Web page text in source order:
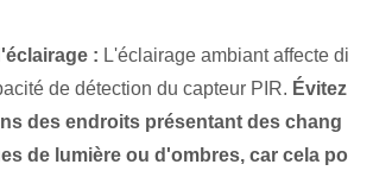
: L'éclairage ambiant affecte di
de détection du capteur PIR. Évitez
des endroits présentant des chang
de lumière ou d'ombres, car cela po